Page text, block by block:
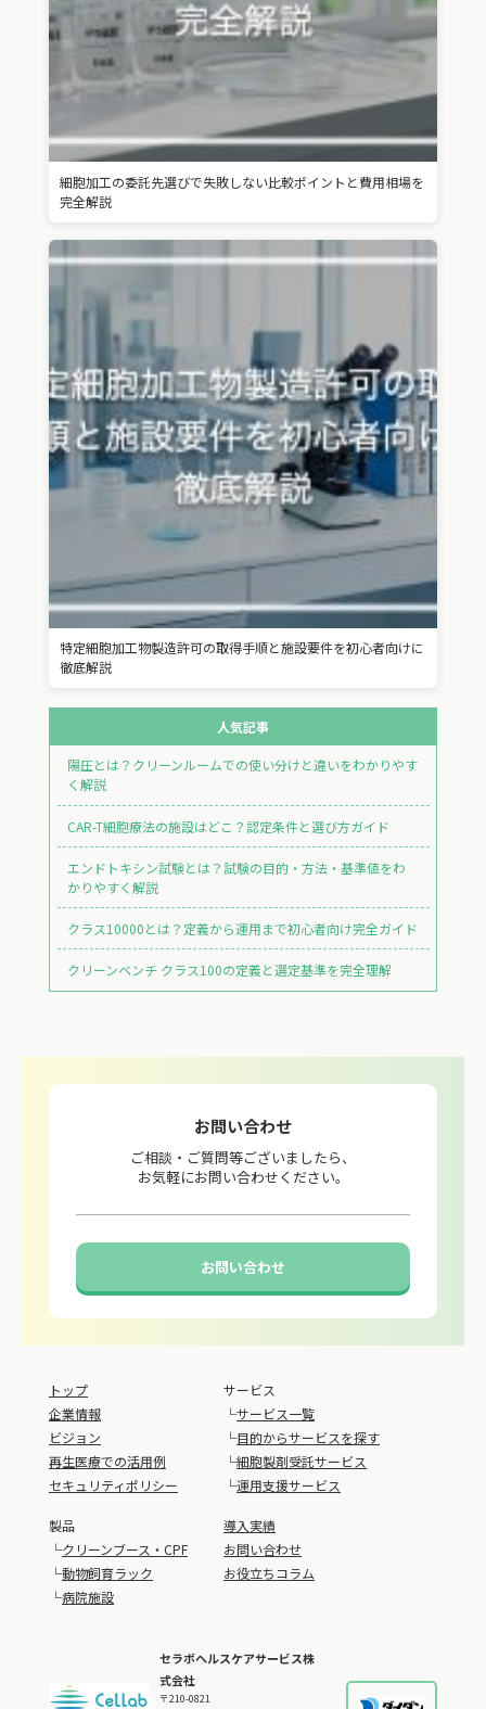
細胞加工の委託先選びで失敗しない比較ポイントと費用相場を
完全解説
特定細胞加工物製造許可の取得手順と施設要件を初心者向けに
徹底解説
人気記事
陽圧とは？クリーンルームでの使い分けと違いをわかりやす
く解説
CAR-T細胞療法の施設はどこ？認定条件と選び方ガイド
エンドトキシン試験とは？試験の目的・方法・基準値をわ
かりやすく解説
クラス10000とは？定義から運用まで初心者向け完全ガイド
クリーンベンチ クラス100の定義と選定基準を完全理解
お問い合わせ
ご相談・ご質問等ございましたら、
お気軽にお問い合わせください。
お問い合わせ
トップ
企業情報
ビジョン
再生医療での活用例
セキュリティポリシー
サービス
└サービス一覧
└目的からサービスを探す
└細胞製剤受託サービス
└運用支援サービス
製品
└クリーンブース・CPF
└動物飼育ラック
└病院施設
導入実績
お問い合わせ
お役立ちコラム
セラボヘルスケアサービス株
式会社
〒210-0821